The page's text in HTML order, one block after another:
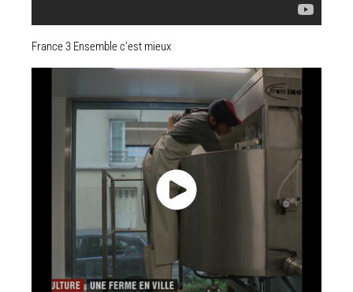
France 3 Ensemble c’est mieux